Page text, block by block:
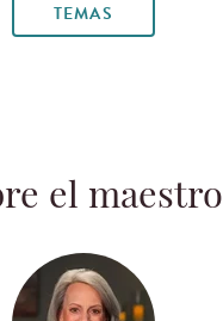
TEMAS
el maestro